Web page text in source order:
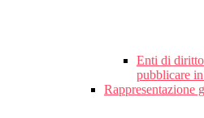
Enti di
pubblicare
Rappresentazione